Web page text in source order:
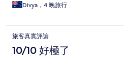
Divya，4 晚旅行
旅客真實評論
10/10 好極了